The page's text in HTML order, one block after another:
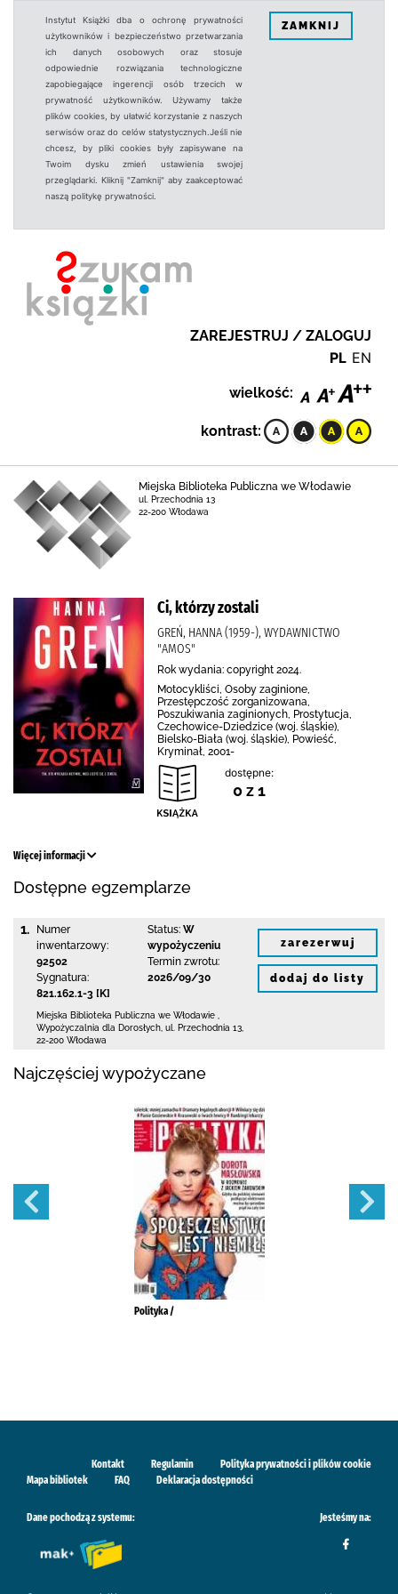
Instytut Książki dba o ochronę prywatności
użytkowników i bezpieczeństwo przetwarzania
ich danych osobowych oraz stosuje
odpowiednie rozwiązania technologiczne
zapobiegające ingerencji osób trzecich w
prywatność użytkowników. Używamy także
plików cookies, by ułatwić korzystanie z naszych
serwisów oraz do celów statystycznych.Jeśli nie
chcesz, by pliki cookies były zapisywane na
Twoim dysku zmień ustawienia swojej
przeglądarki. Kliknij "Zamknij" aby zaakceptować
naszą politykę prywatności.
ZAMKNIJ
ZAREJESTRUJ / ZALOGUJ
PL EN
wielkość:
kontrast:
Miejska Biblioteka Publiczna we Włodawie
ul. Przechodnia 13
22-200 Włodawa
Ci, którzy zostali
GREŃ, HANNA (1959-), WYDAWNICTWO
"AMOS"
Rok wydania: copyright 2024.
Motocykliści, Osoby zaginione,
Przestępczość zorganizowana,
Poszukiwania zaginionych, Prostytucja,
Czechowice-Dziedzice (woj. śląskie),
Bielsko-Biała (woj. śląskie), Powieść,
Kryminał, 2001-
dostępne:
0 z 1
Więcej informacji
Dostępne egzemplarze
1.
Numer
inwentarzowy:
92502
Sygnatura:
821.162.1-3 [K]
Status: W
wypożyczeniu
Termin zwrotu:
2026/09/30
Miejska Biblioteka Publiczna we Włodawie
Wypożyczalnia dla Dorosłych, ul. Przechodnia 13
22-200 Włodawa
zarezerwuj
dodaj do listy
Najczęściej wypożyczane
Polityka /
Kontakt Regulamin
Polityka prywatności i plików cookie
Mapa bibliotek
FAQ Deklaracja dostępności
Dane pochodzą z systemu: Jesteśmy na: